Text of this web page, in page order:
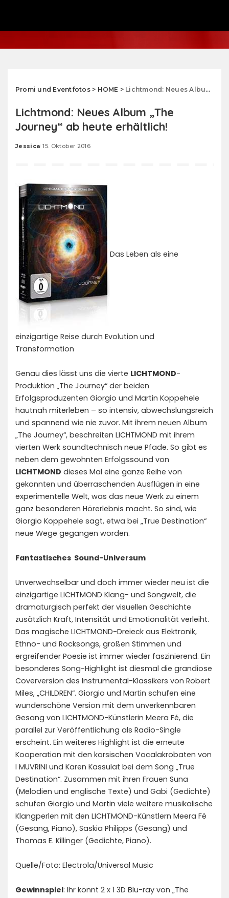
Promi und Eventfotos> HOME > Lichtmond: Neues Album „The Journey“ ab heute erhältlich!
Lichtmond: Neues Album „The
Journey“ ab heute erhältlich!
Posted
Jessica 15. Oktober 2016
Das Leben als eine
einzigartige Reise durch Evolution und
Transformation
Genau dies lässt uns die vierte LICHTMOND-
Produktion „The Journey“ der beiden
Erfolgsproduzenten Giorgio und Martin Koppehele
hautnah miterleben – so intensiv, abwechslungsreich
und spannend wie nie zuvor. Mit ihrem neuen Album
„The Journey“, beschreiten LICHTMOND mit ihrem
vierten Werk soundtechnisch neue Pfade. So gibt es
neben dem gewohnten Erfolgssound von
LICHTMOND dieses Mal eine ganze Reihe von
gekonnten und überraschenden Ausflügen in eine
experimentelle Welt, was das neue Werk zu einem
ganz besonderen Hörerlebnis macht. So sind, wie
Giorgio Koppehele sagt, etwa bei „True Destination“
neue Wege gegangen worden.
Fantastisches Sound-Universum
Unverwechselbar und doch immer wieder neu ist die
einzigartige LICHTMOND Klang- und Songwelt, die
dramaturgisch perfekt der visuellen Geschichte
zusätzlich Kraft, Intensität und Emotionalität verleiht.
Das magische LICHTMOND-Dreieck aus Elektronik,
Ethno- und Rocksongs, großen Stimmen und
ergreifender Poesie ist immer wieder faszinierend. Ein
besonderes Song-Highlight ist diesmal die grandiose
Coverversion des Instrumental-Klassikers von Robert
Miles, „CHILDREN“. Giorgio und Martin schufen eine
wunderschöne Version mit dem unverkennbaren
Gesang von LICHTMOND-Künstlerin Meera Fé, die
parallel zur Veröffentlichung als Radio-Single
erscheint. Ein weiteres Highlight ist die erneute
Kooperation mit den korsischen Vocalakrobaten von
I MUVRINI und Karen Kassulat bei dem Song „True
Destination“. Zusammen mit ihren Frauen Suna
(Melodien und englische Texte) und Gabi (Gedichte)
schufen Giorgio und Martin viele weitere musikalische
Klangperlen mit den LICHTMOND-Künstlern Meera Fé
(Gesang, Piano), Saskia Philipps (Gesang) und
Thomas E. Killinger (Gedichte, Piano).
Quelle/Foto: Electrola/Universal Music
Gewinnspiel: Ihr könnt 2 x 1 3D Blu-ray von „The